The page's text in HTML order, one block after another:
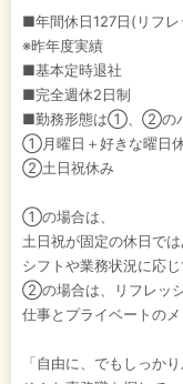
■年間休日127日(リフレ
※昨年度実績
■基本定時退社
■完全週休2日制
■勤務形態は①、②のパ
①月曜日＋好きな曜日
②土日祝休み
①の場合は、
土日祝が固定の休日では
シフトや業務状況に応
②の場合は、リフレッシ
仕事とプライベートの
「自由に、でもしっかり